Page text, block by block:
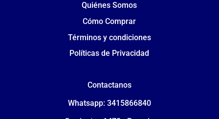
Quiénes Somos
Cómo Comprar
Términos y condiciones
Políticas de Privacidad
Contactanos
Whatsapp: 3415866840